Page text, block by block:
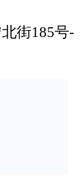
街185号-